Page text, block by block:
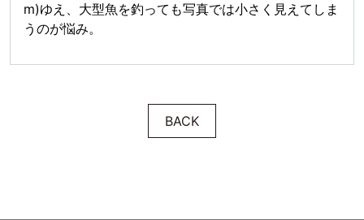
m)ゆえ、大型魚を釣っても写真では小さく見えてしま
うのが悩み。
BACK